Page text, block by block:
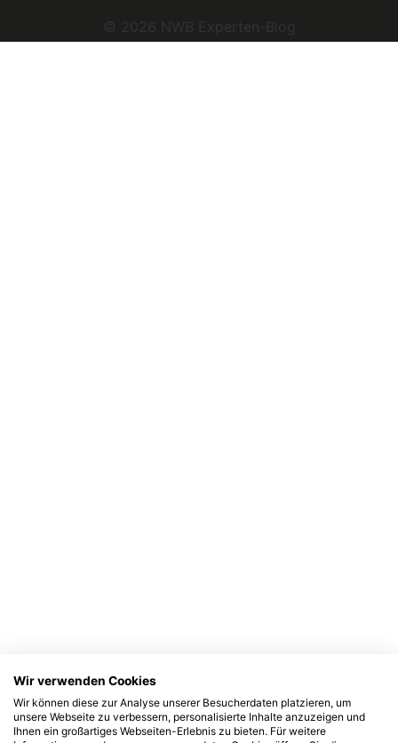
© 2026 NWB Experten-Blog
Wir verwenden Cookies
Wir können diese zur Analyse unserer Besucherdaten platzieren, um
unsere Webseite zu verbessern, personalisierte Inhalte anzuzeigen und
Ihnen ein großartiges Webseiten-Erlebnis zu bieten. Für weitere